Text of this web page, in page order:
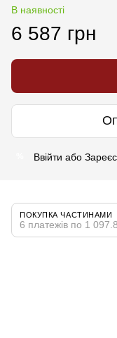
В наявності
6 587 грн
Ввійти або
ПОКУПКА ЧАСТИНАМИ
6 платежів по 1